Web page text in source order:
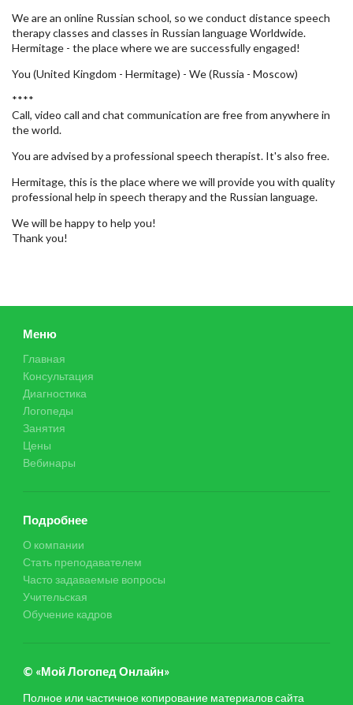
We are an online Russian school, so we conduct distance speech
therapy classes and classes in Russian language Worldwide.
Hermitage - the place where we are successfully engaged!
You (United Kingdom - Hermitage) - We (Russia - Moscow)
****
Call, video call and chat communication are free from anywhere in
the world.
You are advised by a professional speech therapist. It's also free.
Hermitage, this is the place where we will provide you with quality
professional help in speech therapy and the Russian language.
We will be happy to help you!
Thank you!
Меню
Главная
Консультация
Диагностика
Логопеды
Занятия
Цены
Вебинары
Подробнее
О компании
Стать преподавателем
Часто задаваемые вопросы
Учительская
Обучение кадров
© «Мой Логопед Онлайн»
Полное или частичное копирование материалов сайта